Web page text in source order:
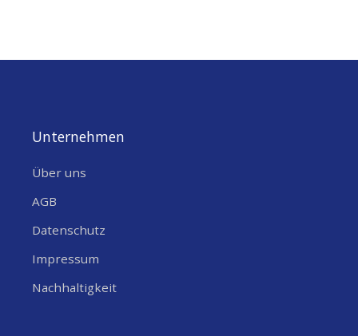
Unternehmen
Über uns
AGB
Datenschutz
Impressum
Nachhaltigkeit